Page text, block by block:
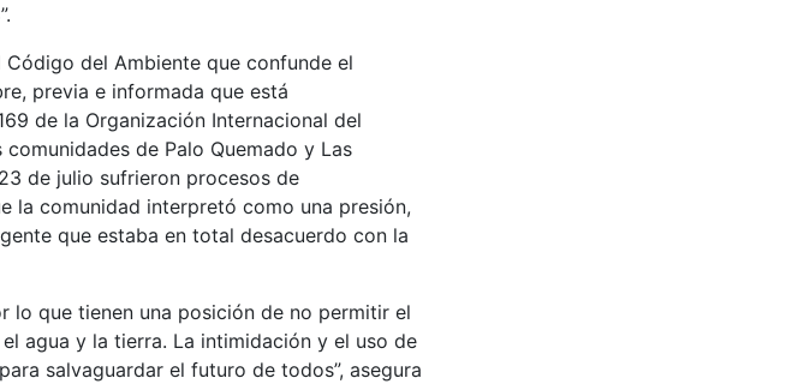
del Ambiente que confunde el
previa e informada que está
de la Organización Internacional del
de Palo Quemado y Las
de julio sufrieron procesos de
la comunidad interpretó como una presión,
que estaba en total desacuerdo con la
lo que tienen una posición de no permitir el
agua y la tierra. La intimidación y el uso de
salvaguardar el futuro de todos”, asegura